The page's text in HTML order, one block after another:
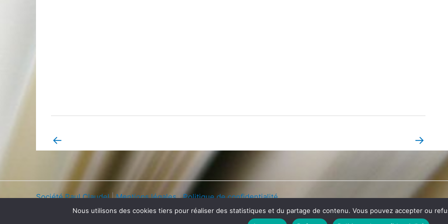
← →
Société Paul Claudel|Mentions légales|Politique de confidentialité
Nous utilisons des cookies tiers pour réaliser des statistiques et du partage de contenu. Vous pouvez accepter ou